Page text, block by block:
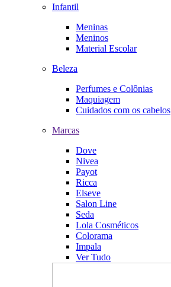
Infantil
Meninas
Meninos
Material Escolar
Beleza
Perfumes e Colônias
Maquiagem
Cuidados com os cabelos
Marcas
Dove
Nivea
Payot
Ricca
Elseve
Salon Line
Seda
Lola Cosméticos
Colorama
Impala
Ver Tudo